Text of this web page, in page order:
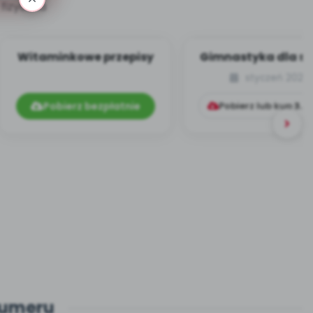
Witaminkowe przepisy
Pobierz bezpłatnie
Gimnastyka dla
Pobierz lub kup